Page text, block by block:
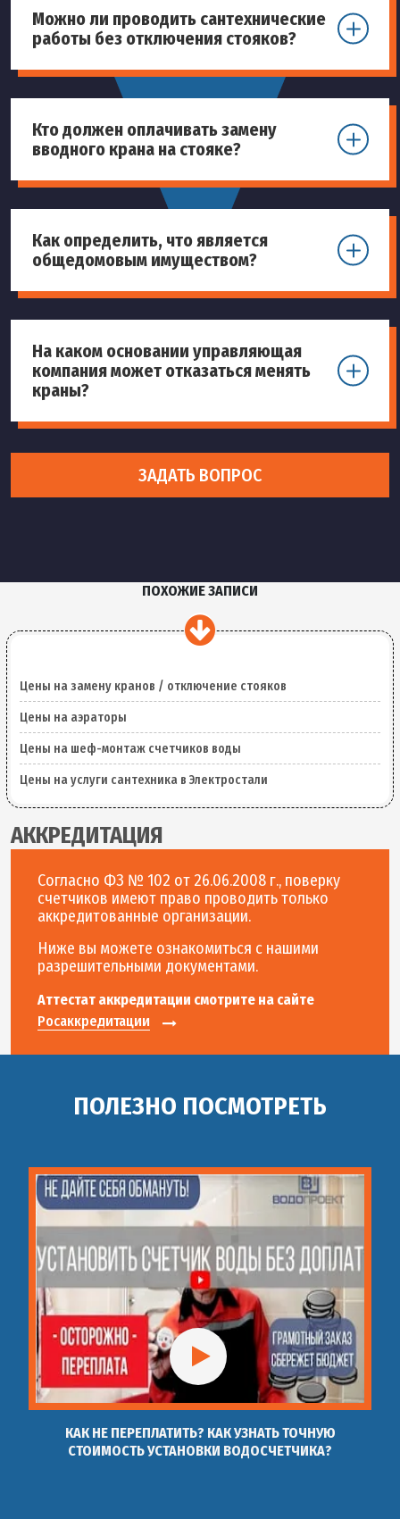
Можно ли проводить сантехнические
работы без отключения стояков?
Кто должен оплачивать замену
вводного крана на стояке?
Как определить, что является
общедомовым имуществом?
На каком основании управляющая
компания может отказаться менять
краны?
ЗАДАТЬ ВОПРОС
ПОХОЖИЕ ЗАПИСИ
Цены на замену кранов / отключение стояков
Цены на аэраторы
Цены на шеф-монтаж счетчиков воды
Цены на услуги сантехника в Электростали
АККРЕДИТАЦИЯ
Согласно ФЗ № 102 от 26.06.2008 г., поверку
счетчиков имеют право проводить только
аккредитованные организации.
Ниже вы можете ознакомиться с нашими
разрешительными документами.
Аттестат аккредитации смотрите на сайте
Росаккредитации
ПОЛЕЗНО ПОСМОТРЕТЬ
КАК НЕ ПЕРЕПЛАТИТЬ? КАК УЗНАТЬ ТОЧНУЮ
СТОИМОСТЬ УСТАНОВКИ ВОДОСЧЕТЧИКА?